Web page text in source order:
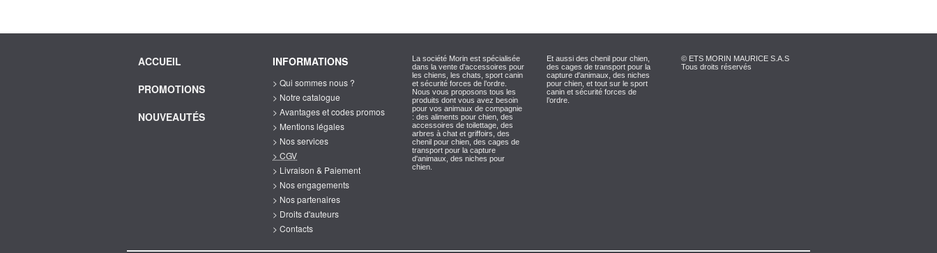
ACCUEIL
PROMOTIONS
NOUVEAUTÉS
INFORMATIONS
> Qui sommes nous ?
> Notre catalogue
> Avantages et codes promos
> Mentions légales
> Nos services
> CGV
> Livraison & Paiement
> Nos engagements
> Nos partenaires
> Droits d'auteurs
> Contacts
La société Morin est spécialisée
dans la vente d'accessoires pour
les chiens, les chats, sport canin
et sécurité forces de l’ordre.
Nous vous proposons tous les
produits dont vous avez besoin
pour vos animaux de compagnie
: des aliments pour chien, des
accessoires de toilettage, des
arbres à chat et griffoirs, des
chenil pour chien, des cages de
transport pour la capture
d'animaux, des niches pour
chien.
Et aussi des chenil pour chien,
des cages de transport pour la
capture d'animaux, des niches
pour chien, et tout sur le sport
canin et sécurité forces de
l’ordre.
© ETS MORIN MAURICE S.A.S
Tous droits réservés